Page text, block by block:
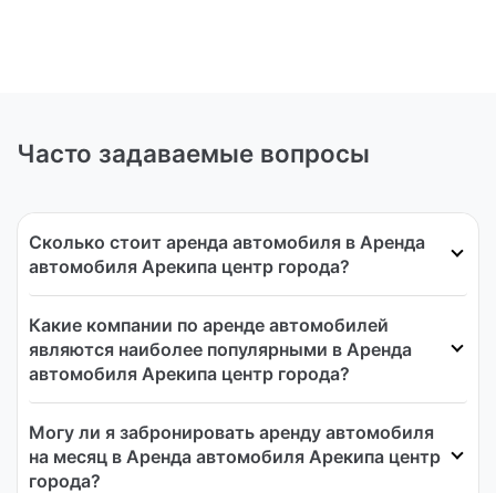
Часто задаваемые вопросы
Сколько стоит аренда автомобиля в Аренда
автомобиля Арекипа центр города?
Какие компании по аренде автомобилей
являются наиболее популярными в Аренда
автомобиля Арекипа центр города?
Могу ли я забронировать аренду автомобиля
на месяц в Аренда автомобиля Арекипа центр
города?